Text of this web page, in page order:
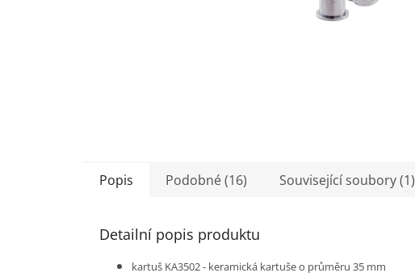
Popis Podobné (16) Související soubory (1)
Detailní popis produktu
kartuš KA3502 - keramická kartuše o průměru 35 mm